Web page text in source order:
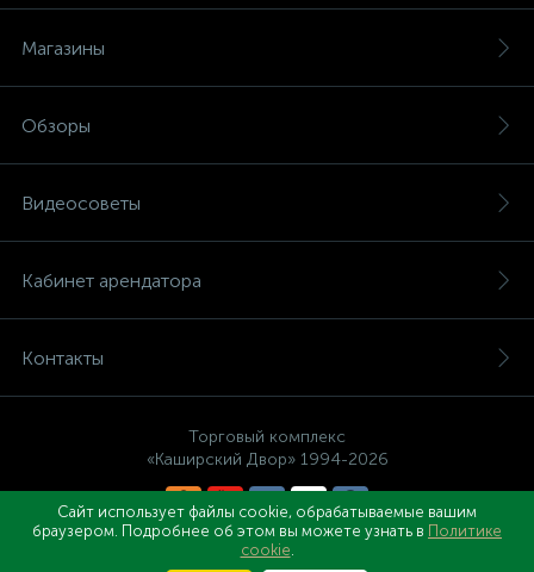
Магазины
Обзоры
Видеосоветы
Кабинет арендатора
Контакты
Торговый комплекс
«Каширский Двор» 1994-2026
Правовые документы
Сайт использует файлы cookie, обрабатываемые вашим
браузером. Подробнее об этом вы можете узнать в Политике
cookie.